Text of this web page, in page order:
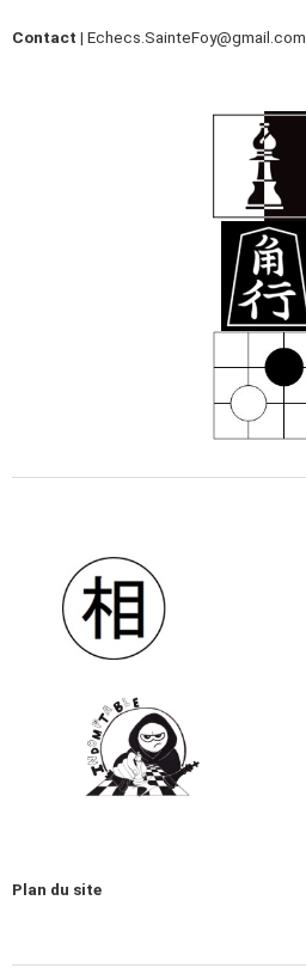
Contact | Echecs.SainteFoy@gmail.com
Plan du site